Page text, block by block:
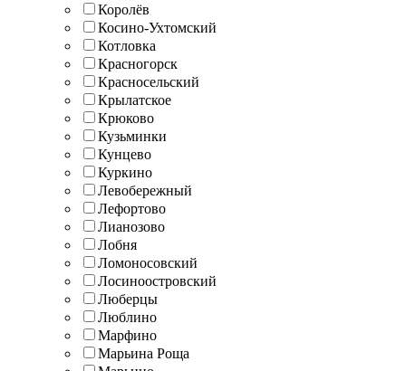
Королёв
Косино-Ухтомский
Котловка
Красногорск
Красносельский
Крылатское
Крюково
Кузьминки
Кунцево
Куркино
Левобережный
Лефортово
Лианозово
Лобня
Ломоносовский
Лосиноостровский
Люберцы
Люблино
Марфино
Марьина Роща